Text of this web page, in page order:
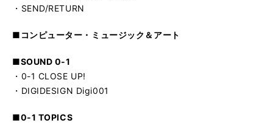
・SEND/RETURN
■コンピューター・ミュージック＆アート
■SOUND 0-1
・0-1 CLOSE UP!
・DIGIDESIGN Digi001
■0-1 TOPICS